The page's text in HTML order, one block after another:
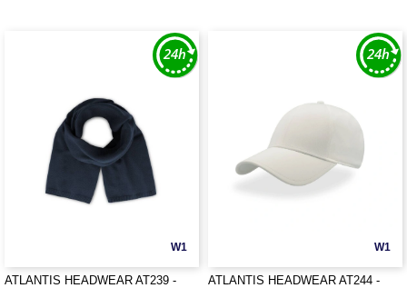
W1
ATLANTIS HEADWEAR AT239 -
W1
ATLANTIS HEADWEAR AT244 -